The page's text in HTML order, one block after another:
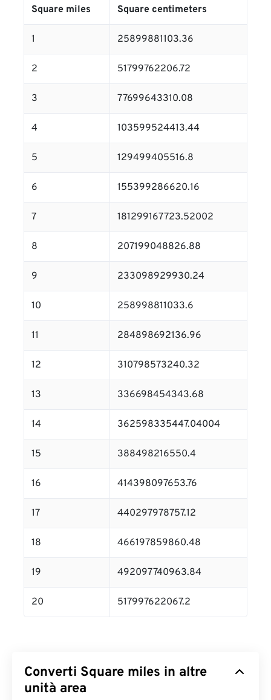
Square miles Square centimeters
1 25899881103.36
2 51799762206.72
3 77699643310.08
4 103599524413.44
5 129499405516.8
6 155399286620.16
7 181299167723.52002
8 207199048826.88
9 233098929930.24
10 258998811033.6
11 284898692136.96
12 310798573240.32
13 336698454343.68
14 362598335447.04004
15 388498216550.4
16 414398097653.76
17 440297978757.12
18 466197859860.48
19 492097740963.84
20 517997622067.2
Converti Square miles in altre
unità area